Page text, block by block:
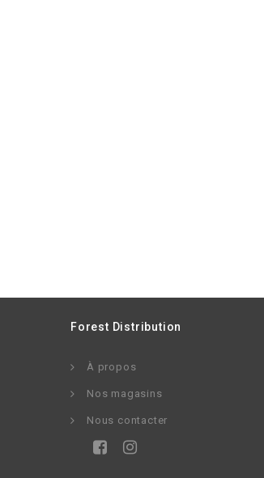
Forest Distribution
À propos
Nos magasins
Nous contacter